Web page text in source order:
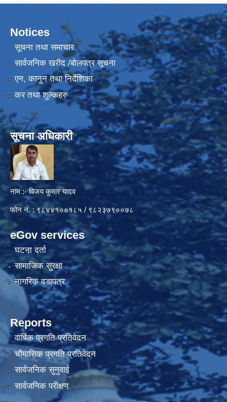
Notices
सूचना तथा समाचार
सार्वजनिक खरीद /बोलपत्र सूचना
एन, कानुन तथा निर्देशिका
कर तथा शुल्कहरु
सूचना अधिकारी
नाम :- विजय कुमार यादव
फोन नं. : ९८४४१००१८५ / ९८२३७९००७८
eGov services
घटना दर्ता
सामाजिक सुरक्षा
नागरिक वडापत्र
Reports
वार्षिक प्रगति प्रतिवेदन
चौमासिक प्रगति प्रतिवेदन
सार्वजनिक सुनुवाई
सार्वजनिक परीक्षण